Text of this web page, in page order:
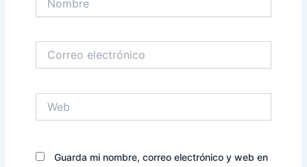
electrónico
Guarda mi nombre, correo electrónico y web en